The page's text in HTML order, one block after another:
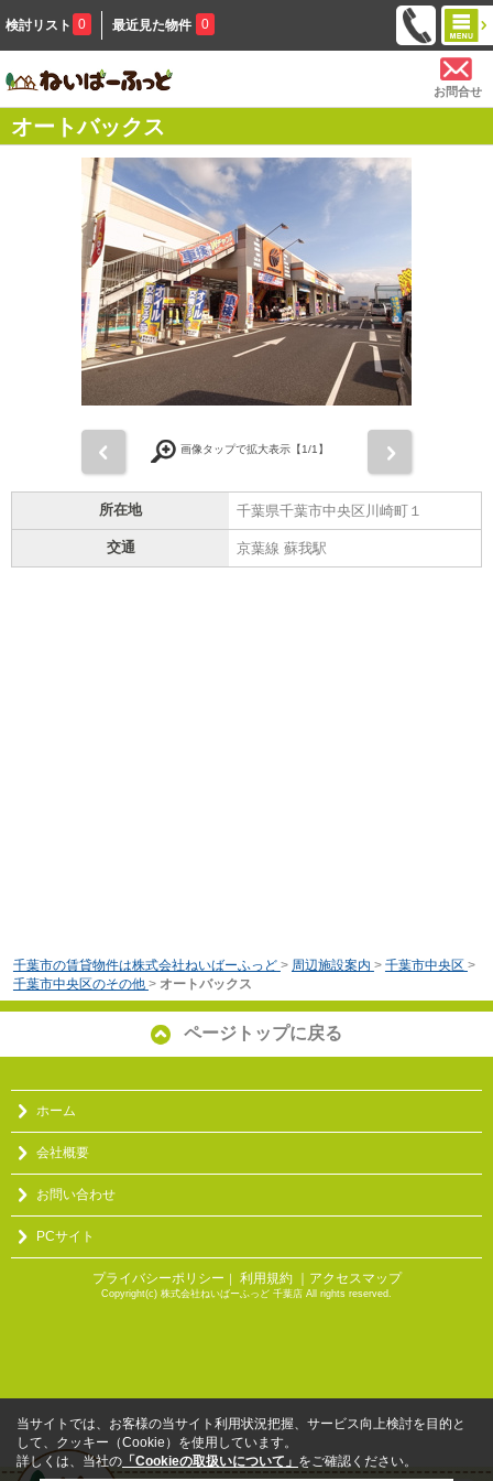
検討リスト 0 最近見た物件 0
お問合せ
オートバックス
画像タップで拡大表示【1/1】
所在地 千葉県千葉市中央区川崎町１
交通 京葉線 蘇我駅
千葉市の賃貸物件は株式会社ねいばーふっど > 周辺施設案内 > 千葉市中央区 >
千葉市中央区のその他 > オートバックス
ページトップに戻る
ホーム
会社概要
お問い合わせ
PCサイト
プライバシーポリシー ｜ 利用規約 ｜アクセスマップ
Copyright(c) 株式会社ねいばーふっど 千葉店 All rights reserved.
当サイトでは、お客様の当サイト利用状況把握、サービス向上検討を目的と
して、クッキー（Cookie）を使用しています。
詳しくは、当社の 「Cookieの取扱いについて」 をご確認ください。